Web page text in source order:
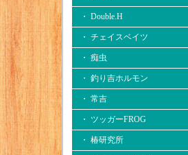
・ Double.H
・ チェイスベイツ
・ 痴虫
・ 釣り吉ホルモン
・ 常吉
・ ツッガーFROG
・ 椿研究所